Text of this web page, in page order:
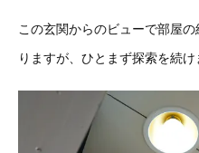
この玄関からのビューで部屋
りますが、ひとまず探索を続け